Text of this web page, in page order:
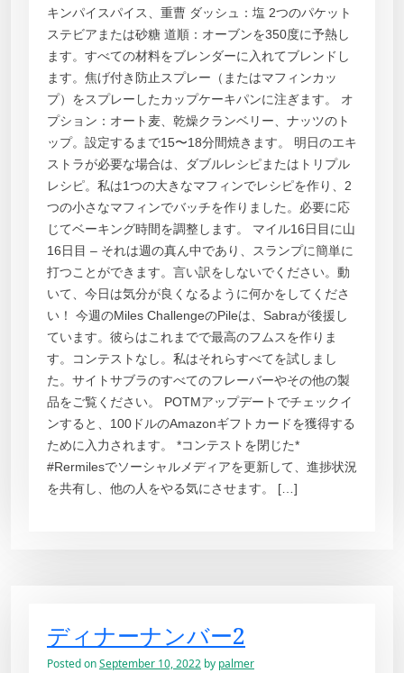
キンパイスパイス、重曹 ダッシュ：塩 2つのパケット
ステビアまたは砂糖 道順：オーブンを350度に予熱し
ます。すべての材料をブレンダーに入れてブレンドし
ます。焦げ付き防止スプレー（またはマフィンカッ
プ）をスプレーしたカップケーキパンに注ぎます。 オ
プション：オート麦、乾燥クランベリー、ナッツのト
ップ。設定するまで15〜18分間焼きます。 明日のエキ
ストラが必要な場合は、ダブルレシピまたはトリプル
レシピ。私は1つの大きなマフィンでレシピを作り、2
つの小さなマフィンでバッチを作りました。必要に応
じてベーキング時間を調整します。 マイル16日目に山
16日目 – それは週の真ん中であり、スランプに簡単に
打つことができます。言い訳をしないでください。動
いて、今日は気分が良くなるように何かをしてくださ
い！ 今週のMiles ChallengeのPileは、Sabraが後援し
ています。彼らはこれまでで最高のフムスを作りま
す。コンテストなし。私はそれらすべてを試しまし
た。サイトサブラのすべてのフレーバーやその他の製
品をご覧ください。 POTMアップデートでチェックイ
ンすると、100ドルのAmazonギフトカードを獲得する
ために入力されます。 *コンテストを閉じた*
#Rermilesでソーシャルメディアを更新して、進捗状況
を共有し、他の人をやる気にさせます。 […]
ディナーナンバー2
Posted onSeptember 10, 2022 by palmer